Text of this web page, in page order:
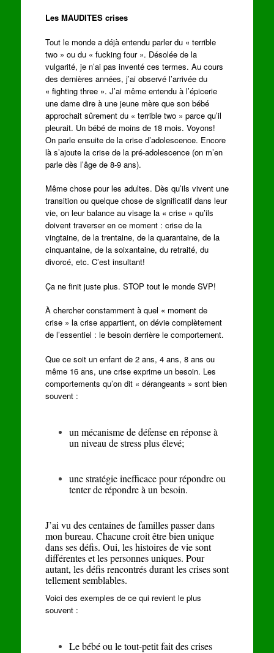
Les MAUDITES crises
Tout le monde a déjà entendu parler du « terrible
two » ou du « fucking four ». Désolée de la
vulgarité, je n’ai pas inventé ces termes. Au cours
des dernières années, j’ai observé l’arrivée du
« fighting three ». J’ai même entendu à l’épicerie
une dame dire à une jeune mère que son bébé
approchait sûrement du « terrible two » parce qu’il
pleurait. Un bébé de moins de 18 mois. Voyons!
On parle ensuite de la crise d’adolescence. Encore
là s’ajoute la crise de la pré-adolescence (on m’en
parle dès l’âge de 8-9 ans).
Même chose pour les adultes. Dès qu’ils vivent une
transition ou quelque chose de significatif dans leur
vie, on leur balance au visage la « crise » qu’ils
doivent traverser en ce moment : crise de la
vingtaine, de la trentaine, de la quarantaine, de la
cinquantaine, de la soixantaine, du retraité, du
divorcé, etc. C’est insultant!
Ça ne finit juste plus. STOP tout le monde SVP!
À chercher constamment à quel « moment de
crise » la crise appartient, on dévie complètement
de l’essentiel : le besoin derrière le comportement.
Que ce soit un enfant de 2 ans, 4 ans, 8 ans ou
même 16 ans, une crise exprime un besoin. Les
comportements qu’on dit « dérangeants » sont bien
souvent :
un mécanisme de défense en réponse à
un niveau de stress plus élevé;
une stratégie inefficace pour répondre ou
tenter de répondre à un besoin.
J’ai vu des centaines de familles passer dans
mon bureau. Chacune croit être bien unique
dans ses défis. Oui, les histoires de vie sont
différentes et les personnes uniques. Pour
autant, les défis rencontrés durant les crises sont
tellement semblables.
Voici des exemples de ce qui revient le plus
souvent :
Le bébé ou le tout-petit fait des crises